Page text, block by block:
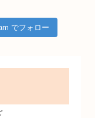
でフォロー